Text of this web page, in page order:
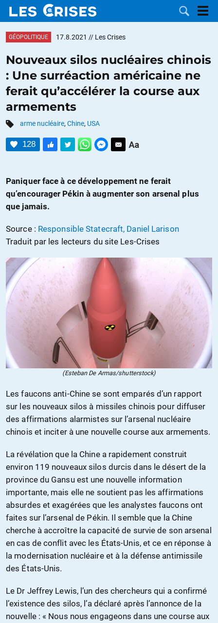
DOSSIERS
CATÉGORIES
CONTACTER
FAIRE UN
DON
GÉOPOLITIQUE 17.8.2021 // Les Crises
Nouveaux silos nucléaires chinois
: Une surréaction américaine ne
ferait qu’accélérer la course aux
armements
arme nucléaire, Chine, USA
128
Paniquer face à ce développement ne ferait
qu’encourager Pékin à augmenter son arsenal plus
que jamais.
Source : Responsible Statecraft, Daniel Larison
Traduit par les lecteurs du site Les-Crises
(Esteban De Armas/shutterstock)
Les faucons anti-Chine se sont emparés d’un rapport
sur les nouveaux silos à missiles chinois pour diffuser
des affirmations alarmistes sur l’arsenal nucléaire
chinois et inciter à une nouvelle course aux armements.
La révélation que la Chine a rapidement construit
environ 119 nouveaux silos durcis dans le désert de la
province du Gansu est une nouvelle information
importante, mais elle ne soutient pas les affirmations
absurdes et exagérées que les analystes faucons ont
faites sur l’arsenal de Pékin. Il semble que la Chine
cherche à accroître la capacité de survie de son arsenal
en cas de conflit avec les États-Unis, et ce en réponse à
la modernisation nucléaire et à la défense antimissile
des États-Unis.
Le Dr Jeffrey Lewis, l’un des chercheurs qui a confirmé
l’existence des silos, l’a déclaré après l’annonce de la
nouvelle : « Nous nous engageons dans une course aux